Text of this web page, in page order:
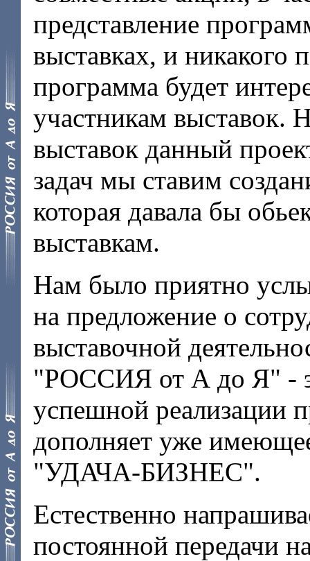
представление
выставках, и никакого
программа будет
участникам выставок.
выставок данный
задач мы ставим
которая давала бы
выставкам.
Нам было приятно
на предложение о
выставочной
"РОССИЯ от А до Я" -
успешной реализации
дополняет уже
"УДАЧА-БИЗНЕС".
Естественно
постоянной передачи